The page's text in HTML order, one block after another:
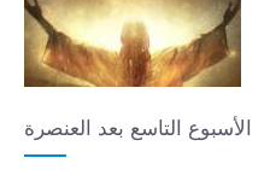
الأسبوع التاسع بعد العنصرة